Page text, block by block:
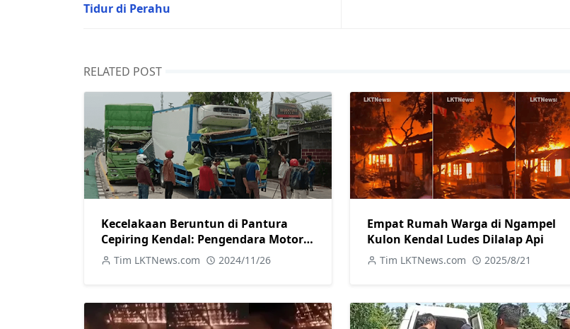
Tidur di Perahu
RELATED POST
Kecelakaan Beruntun di Pantura
Cepiring Kendal: Pengendara Motor
Tewas Terjepit Truk
Tim LKTNews.com 2024/11/26
Empat Rumah Warga di Ngampel
Kulon Kendal Ludes Dilalap Api
Tim LKTNews.com 2025/8/21